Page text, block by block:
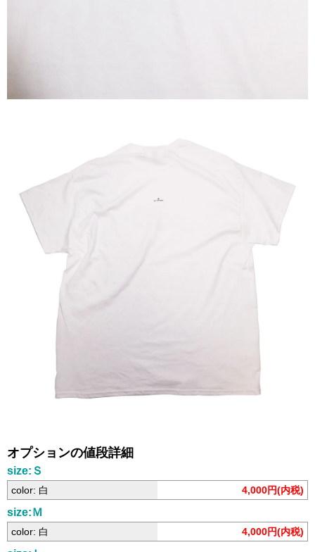
オプションの値段詳細
size:Ｓ
color: 白 4,000円(内税)
size:Ｍ
color: 白 4,000円(内税)